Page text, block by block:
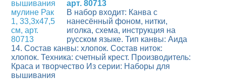
арт. 80713
В набор входит: Канва с
нанесённый фоном, нитки,
иголка, схема, инструкция на
русском языке. Тип канвы: Аида
14. Состав канвы: хлопок. Состав ниток:
хлопок. Техника: счетный крест. Производитель:
Краса и творчество Из серии: Наборы для
вышивания